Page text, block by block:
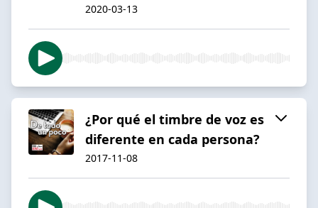
2020-03-13
¿Por qué el timbre de voz es
diferente en cada persona?
2017-11-08